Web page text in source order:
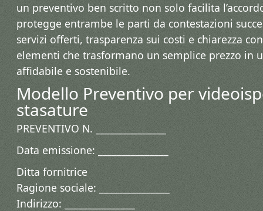
un preventivo ben scritto non solo facilita
protegge entrambe le parti da contestazioni
servizi offerti, trasparenza sui costi e chiarezza
elementi che trasformano un semplice prezzo in
affidabile e sostenibile.
Modello Preventivo per
stasature
PREVENTIVO N. _______________
Data emissione: _______________
Ditta fornitrice
Ragione sociale: _______________
Indirizzo: _______________